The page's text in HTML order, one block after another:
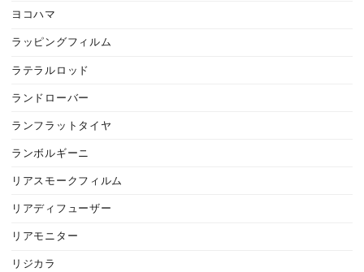
ヨコハマ
ラッピングフィルム
ラテラルロッド
ランドローバー
ランフラットタイヤ
ランボルギーニ
リアスモークフィルム
リアディフューザー
リアモニター
リジカラ